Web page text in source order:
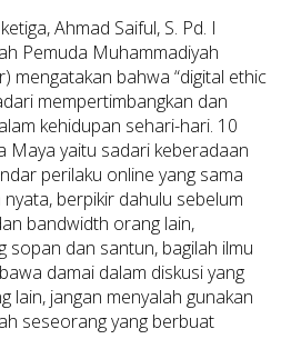
Ahmad Saiful, S. Pd. I
Pemuda Muhammadiyah
mengatakan bahwa “digital ethic
mempertimbangkan dan
kehidupan sehari-hari. 10
Maya yaitu sadari keberadaan
perilaku online yang sama
berpikir dahulu sebelum
bandwidth orang lain,
sopan dan santun, bagilah ilmu
damai dalam diskusi yang
lain, jangan menyalah gunakan
seseorang yang berbuat